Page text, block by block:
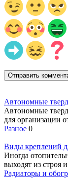
Автономные
Автономные
для организации
Разное 0
Виды креплений
Иногда
выходят из строя
Радиаторы и